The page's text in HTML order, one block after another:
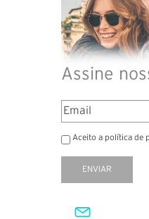
Assine
Aceito a política de
ENVIAR